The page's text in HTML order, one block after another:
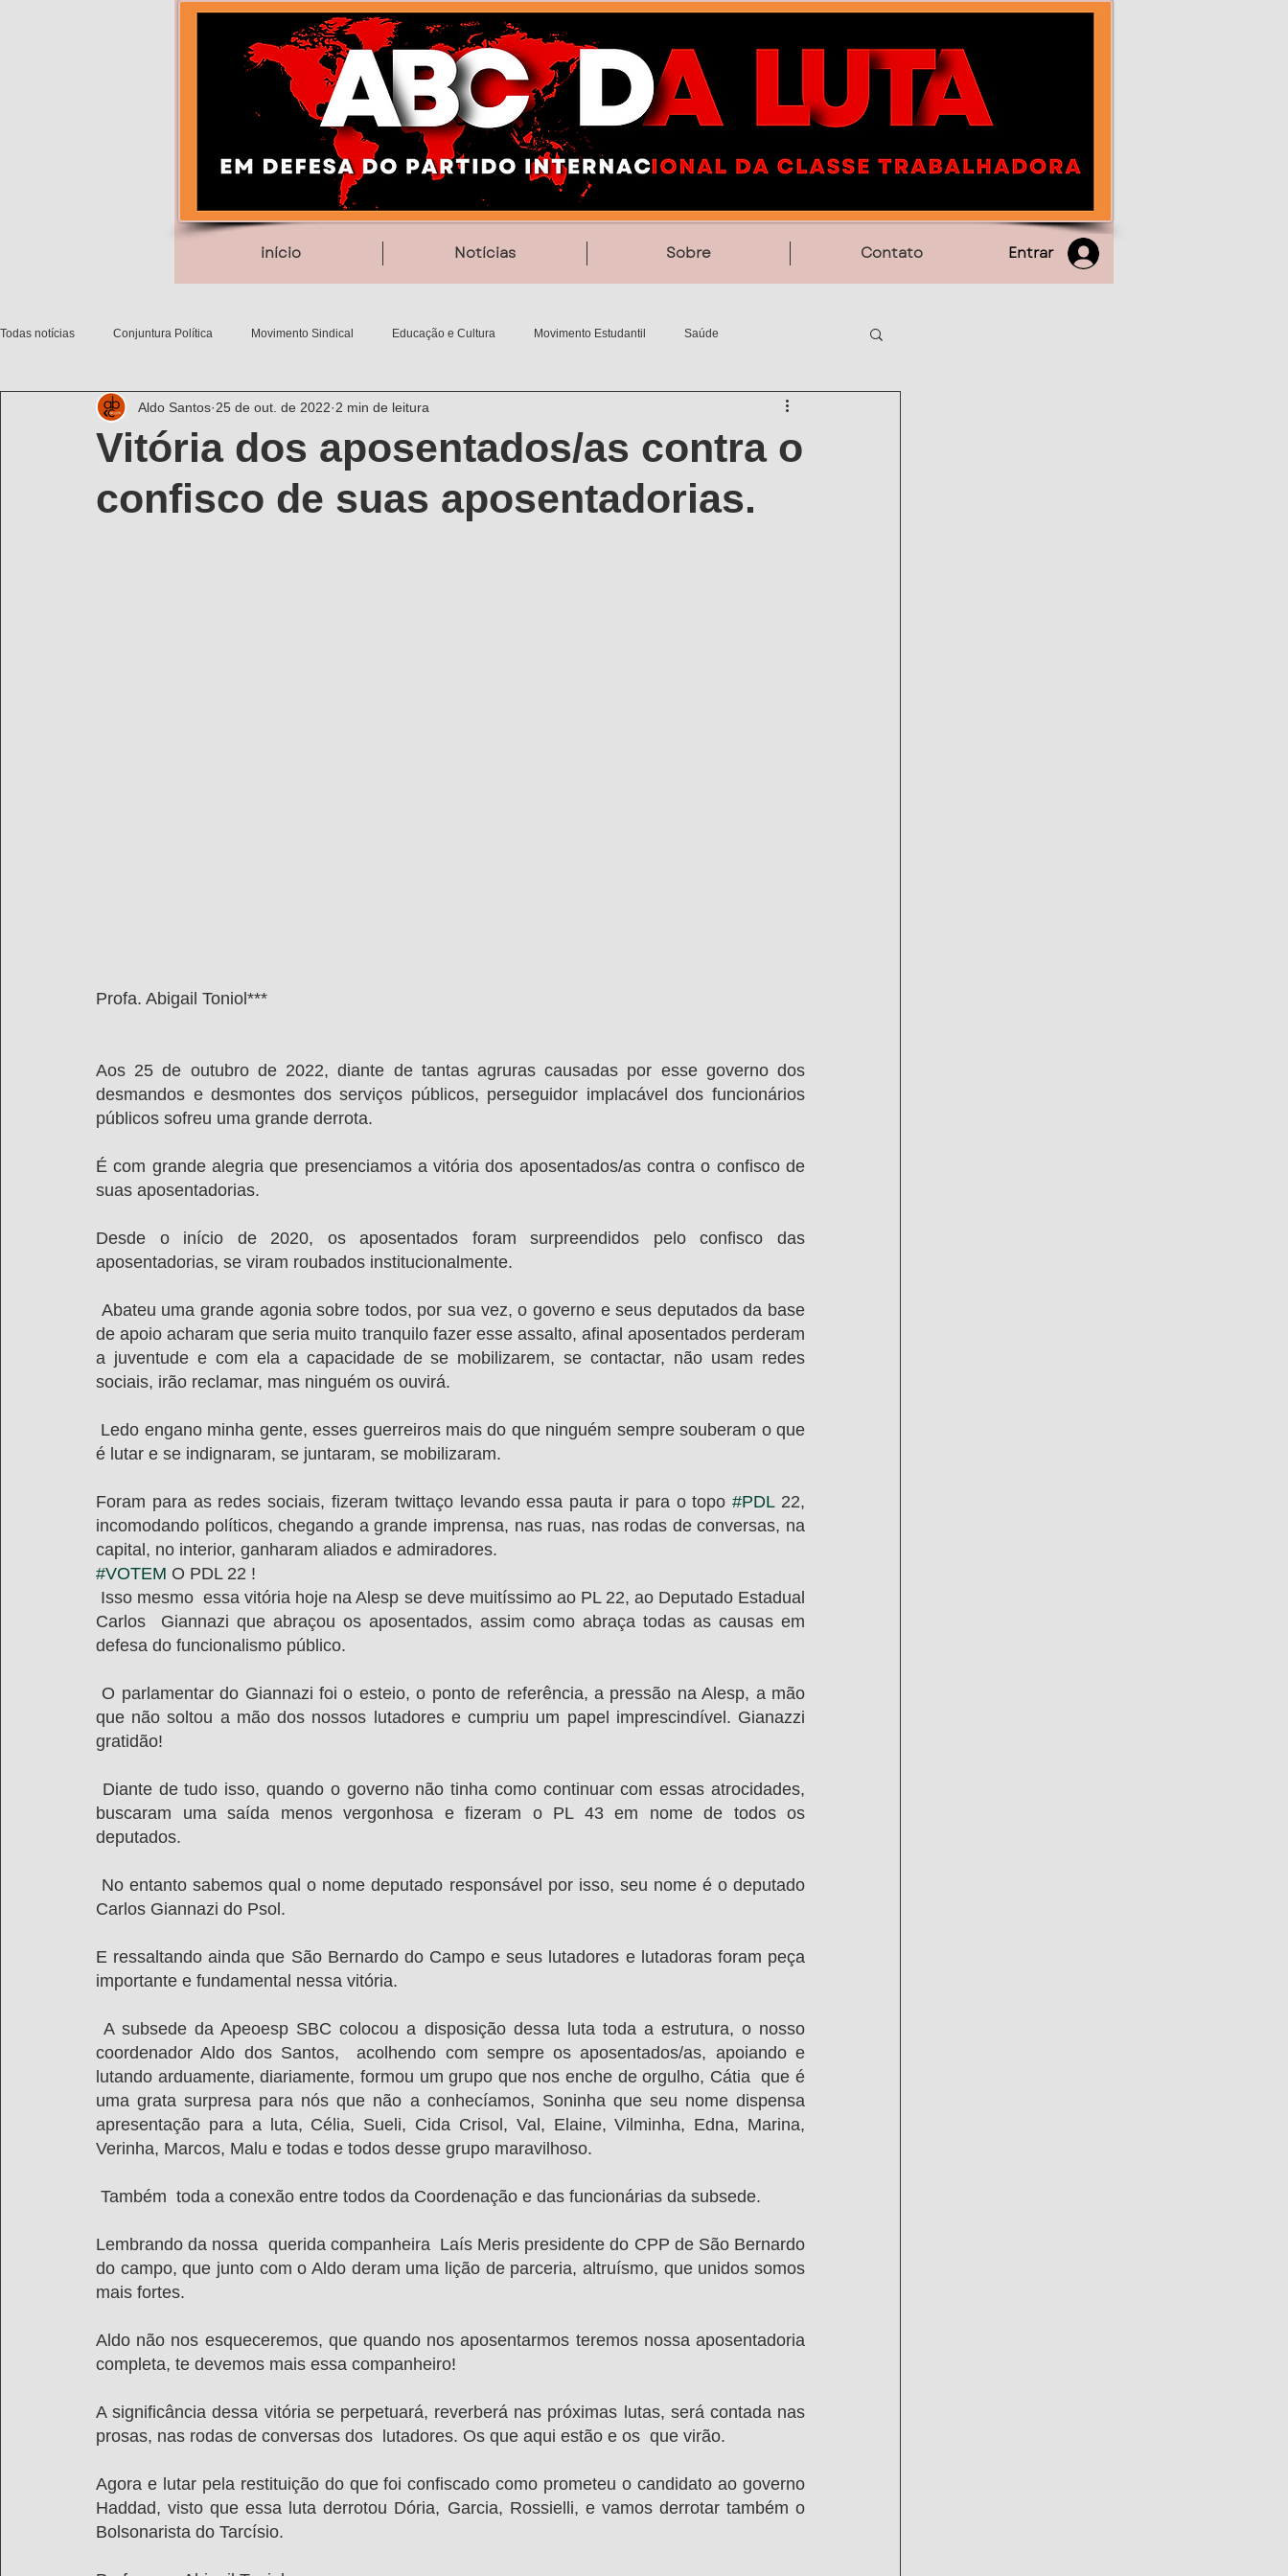
início Notícias Sobre Contato Entrar
Todas notícias Conjuntura Política Movimento Sindical Educação e Cultura Movimento Estudantil Saúde
Debates filosóficos Gênero/Etnia Movimentos Sociais Vídeos
Vitória dos aposentados/as contra o
confisco de suas aposentadorias.
Aldo Santos 25 de out. de 2022 2 min de leitura
Profa. Abigail Toniol***
Aos 25 de outubro de 2022, diante de tantas agruras causadas por esse governo dos
desmandos e desmontes dos serviços públicos, perseguidor implacável dos funcionários
públicos sofreu uma grande derrota.
É com grande alegria que presenciamos a vitória dos aposentados/as contra o confisco de
suas aposentadorias.
Desde o início de 2020, os aposentados foram surpreendidos pelo confisco das
aposentadorias, se viram roubados institucionalmente.
de apoio acharam que seria muito tranquilo fazer esse assalto, afinal aposentados perderam
a juventude e com ela a capacidade de se mobilizarem, se contactar, não usam redes
sociais, irão reclamar, mas ninguém os ouvirá.
é lutar e se indignaram, se juntaram, se mobilizaram.
Foram para as redes sociais, fizeram twittaço levando essa pauta ir para o topo #PDL 22,
incomodando políticos, chegando a grande imprensa, nas ruas, nas rodas de conversas, na
capital, no interior, ganharam aliados e admiradores.
#VOTEM O PDL 22 !
Carlos  Giannazi que abraçou os aposentados, assim como abraça todas as causas em
defesa do funcionalismo público.
que não soltou a mão dos nossos lutadores e cumpriu um papel imprescindível. Gianazzi
gratidão!
buscaram uma saída menos vergonhosa e fizeram o PL 43 em nome de todos os
deputados.
Carlos Giannazi do Psol.
E ressaltando ainda que São Bernardo do Campo e seus lutadores e lutadoras foram peça
importante e fundamental nessa vitória.
A subsede da Apeoesp SBC colocou a disposição dessa luta toda a estrutura, o nosso
coordenador Aldo dos Santos,  acolhendo com sempre os aposentados/as, apoiando e
lutando arduamente, diariamente, formou um grupo que nos enche de orgulho, Cátia  que é
uma grata surpresa para nós que não a conhecíamos, Soninha que seu nome dispensa
apresentação para a luta, Célia, Sueli, Cida Crisol, Val, Elaine, Vilminha, Edna, Marina,
Verinha, Marcos, Malu e todas e todos desse grupo maravilhoso.
Também  toda a conexão entre todos da Coordenação e das funcionárias da subsede.
Lembrando da nossa  querida companheira  Laís Meris presidente do CPP de São Bernardo
do campo, que junto com o Aldo deram uma lição de parceria, altruísmo, que unidos somos
mais fortes.
Aldo não nos esqueceremos, que quando nos aposentarmos teremos nossa aposentadoria
completa, te devemos mais essa companheiro!
A significância dessa vitória se perpetuará, reverberá nas próximas lutas, será contada nas
prosas, nas rodas de conversas dos  lutadores. Os que aqui estão e os  que virão.
Agora e lutar pela restituição do que foi confiscado como prometeu o candidato ao governo
Haddad, visto que essa luta derrotou Dória, Garcia, Rossielli, e vamos derrotar também o
Bolsonarista do Tarcísio.